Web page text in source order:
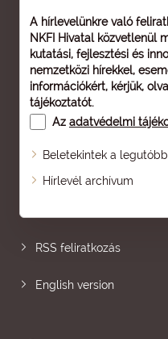
A hírlevelünkre való
NKFI Hivatal közvetlenül
kutatási, fejlesztési és
nemzetközi hírekkel,
információkért, kérjük,
tájékoztatót.
Az adatvédelmi
Beletekintek a
Hírlevél archívum
Oldaltérkép
RSS feliratkozás
English version